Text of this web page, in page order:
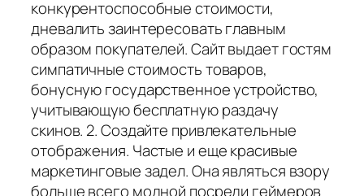
конкурентоспособные стоимости,
дневалить заинтересовать главным
образом покупателей. Сайт выдает гостям
симпатичные стоимость товаров,
бонусную государственное устройство,
учитывающую бесплатную раздачу
скинов. 2. Создайте привлекательные
отображения. Частые и еще красивые
маркетинговые задел. Она являться взору
больше всего модной посреди геймеров